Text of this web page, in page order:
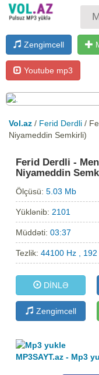
Zengimcell
Youtube mp3
Vol.az / Ferid Derdli /
Niyameddin Semkirli)
Ferid Derdli -
Niyameddin
Ölçüsü:5.03 Mb
Yüklənib: 2101
Müddəti:03:37
Tezlik:44100 Hz , 192
DİNLƏ
Zengimcell
MP3SAYT.az - Mp3